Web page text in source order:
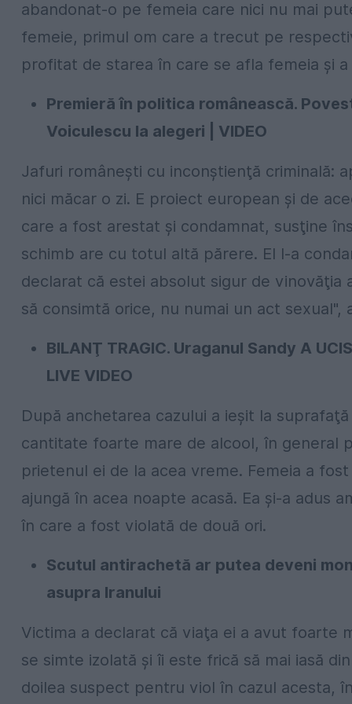
abandonat-o pe femeia care nici nu mai
femeie, primul om care a trecut pe
profitat de starea în care se afla femeia şi
Premieră în politica românească.
Voiculescu la alegeri | VIDEO
Jafuri româneşti cu inconştienţă criminală:
nici măcar o zi. E proiect european şi de
care a fost arestat şi condamnat, susţine
schimb are cu totul altă părere. El l-a
declarat că estei absolut sigur de vinovăţia
să consimtă orice, nu numai un act
BILANŢ TRAGIC. Uraganul Sandy A
LIVE VIDEO
După anchetarea cazului a ieşit la
cantitate foarte mare de alcool, în general
prietenul ei de la acea vreme. Femeia a
ajungă în acea noapte acasă. Ea şi-a adus
în care a fost violată de două ori.
Scutul antirachetă ar putea deveni
asupra Iranului
Victima a declarat că viaţa ei a avut foarte
se simte izolată şi îi este frică să mai iasă
doilea suspect pentru viol în cazul acesta,